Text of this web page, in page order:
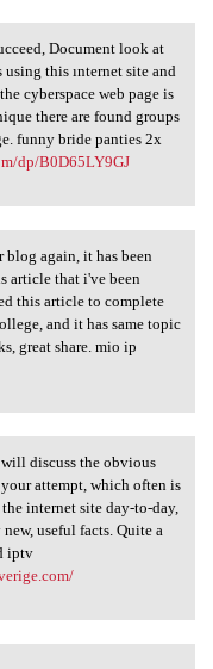
Document look at
this ınternet site and
cyberspace web page is
there are found groups
funny bride panties 2x
dp/B0D65LY9GJ
blog
again, it has been
article that i've been
this article to complete
and it has same topic
great share. mio ip
i will
discuss the obvious
attempt, which often is
internet site day-to-day,
useful facts. Quite a
iptv